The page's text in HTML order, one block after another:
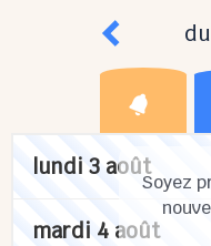
Soyez
lundi 3 août
mardi 4 août